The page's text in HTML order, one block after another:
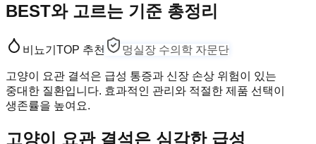
BEST와 고르는 기준 총정리
비뇨기 TOP 추천 멍실장 수의학 자문단
고양이 요관 결석은 급성 통증과 신장 손상 위험이 있는
중대한 질환입니다. 효과적인 관리와 적절한 제품 선택이
생존률을 높여요.
고양이 요관 결석은 심각한 급성